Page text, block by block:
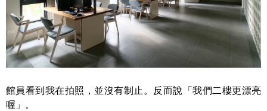
館員看到我在拍照，並沒有制止。反而說「我們二樓更漂亮
喔」。